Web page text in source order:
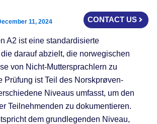
CONTACT US
11, 2024
A2 ist eine standardisierte
darauf abzielt, die norwegischen
von Nicht-Muttersprachlern zu
Prüfung ist Teil des Norskprøven-
Niveaus umfasst, um den
Teilnehmenden zu dokumentieren.
dem grundlegenden Niveau,